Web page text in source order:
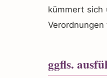
kümmert sich
ggfls.